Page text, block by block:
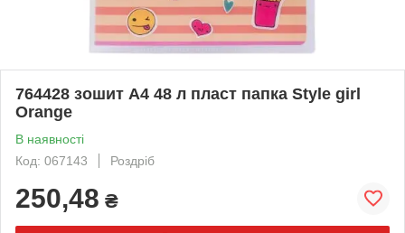
764428 зошит А4 48 л пласт папка Style girl
Orange
В наявності
Код: 067143
Роздріб
250,48 ₴